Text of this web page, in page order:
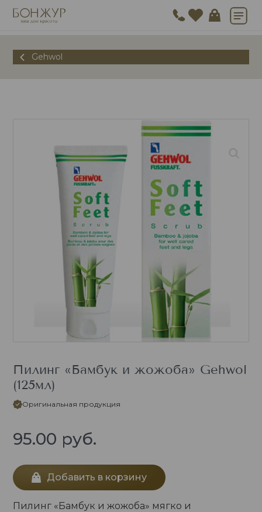
Gehwol
Пилинг «Бамбук и жожоба» Gehwol
(125мл)
Оригинальная продукция
95.00 руб.
Добавить в корзину
Пилинг «Бамбук и жожоба» мягко и